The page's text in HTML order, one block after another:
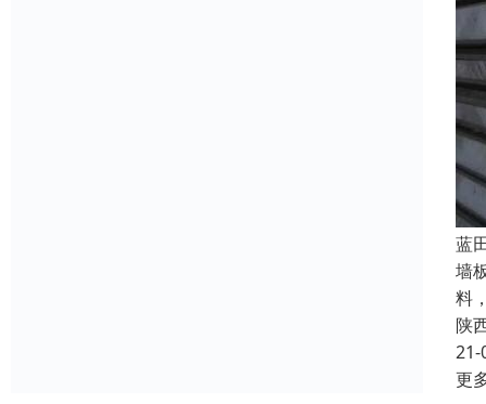
蓝
墙
料
陕
21-
更